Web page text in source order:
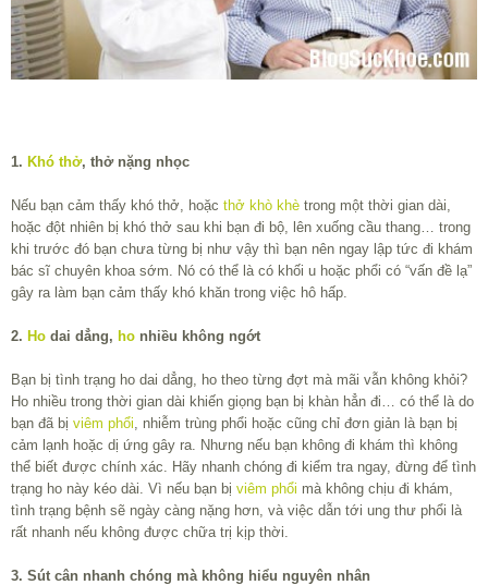
1. Khó thở, thở nặng nhọc
Nếu bạn cảm thấy khó thở, hoặc thở khò khè trong một thời gian dài,
hoặc đột nhiên bị khó thở sau khi bạn đi bộ, lên xuống cầu thang… trong
khi trước đó bạn chưa từng bị như vậy thì bạn nên ngay lập tức đi khám
bác sĩ chuyên khoa sớm. Nó có thể là có khối u hoặc phổi có “vấn đề lạ”
gây ra làm bạn cảm thấy khó khăn trong việc hô hấp.
2. Ho dai dẳng, ho nhiều không ngớt
Bạn bị tình trạng ho dai dẳng, ho theo từng đợt mà mãi vẫn không khỏi?
Ho nhiều trong thời gian dài khiến giọng bạn bị khàn hẳn đi… có thể là do
bạn đã bị viêm phổi , nhiễm trùng phổi hoặc cũng chỉ đơn giản là bạn bị
cảm lạnh hoặc dị ứng gây ra. Nhưng nếu bạn không đi khám thì không
thể biết được chính xác. Hãy nhanh chóng đi kiểm tra ngay, đừng để tình
trạng ho này kéo dài. Vì nếu bạn bị viêm phổi mà không chịu đi khám,
tình trạng bệnh sẽ ngày càng nặng hơn, và việc dẫn tới ung thư phổi là
rất nhanh nếu không được chữa trị kịp thời.
3. Sút cân nhanh chóng mà không hiểu nguyên nhân